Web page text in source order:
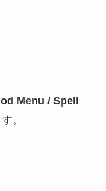
Menu / Spell
。